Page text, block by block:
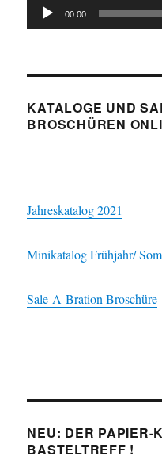
00:00
KATALOGE UND
BROSCHÜREN
Jahreskatalog 2021
Minikatalog Frühjahr/
Sale-A-Bration Broschüre
NEU: DER PAPIER-
BASTELTREFF !